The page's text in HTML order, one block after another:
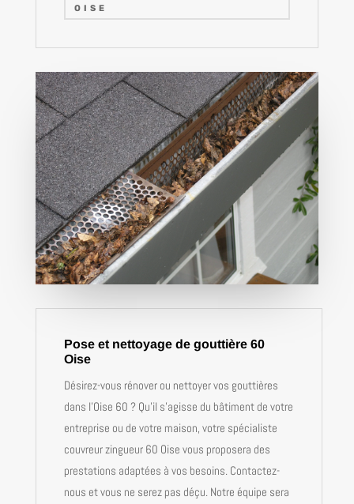
OISE
Pose et nettoyage de gouttière 60
Oise
Désirez-vous rénover ou nettoyer vos gouttières
dans l’Oise 60 ? Qu’il s’agisse du bâtiment de votre
entreprise ou de votre maison, votre spécialiste
couvreur zingueur 60 Oise vous proposera des
prestations adaptées à vos besoins. Contactez-
nous et vous ne serez pas déçu. Notre équipe sera